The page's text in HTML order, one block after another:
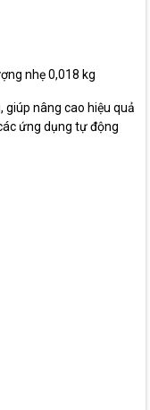
nhẹ 0,018 kg
giúp nâng cao hiệu quả
ứng dụng tự động